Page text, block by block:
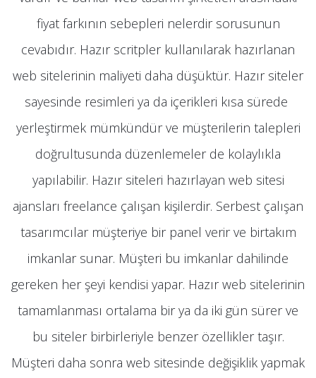
fiyat farkının sebepleri nelerdir sorusunun
cevabıdır. Hazır scritpler kullanılarak hazırlanan
web sitelerinin maliyeti daha düşüktür. Hazır siteler
sayesinde resimleri ya da içerikleri kısa sürede
yerleştirmek mümkündür ve müşterilerin talepleri
doğrultusunda düzenlemeler de kolaylıkla
yapılabilir. Hazır siteleri hazırlayan web sitesi
ajansları freelance çalışan kişilerdir. Serbest çalışan
tasarımcılar müşteriye bir panel verir ve birtakım
imkanlar sunar. Müşteri bu imkanlar dahilinde
gereken her şeyi kendisi yapar. Hazır web sitelerinin
tamamlanması ortalama bir ya da iki gün sürer ve
bu siteler birbirleriyle benzer özellikler taşır.
Müşteri daha sonra web sitesinde değişiklik yapmak